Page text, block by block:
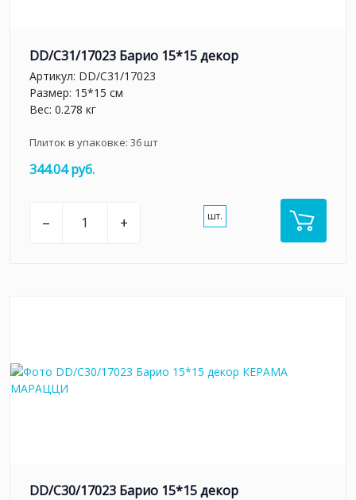
DD/C31/17023 Барио 15*15 декор
Артикул: DD/C31/17023
Размер: 15*15 см
Вес: 0.278 кг
Плиток в упаковке: 36шт
344.04 руб.
– + шт.
DD/C30/17023 Барио 15*15 декор